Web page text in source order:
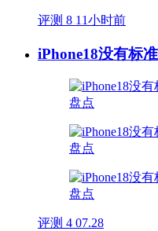
评测 8 11小时前
iPhone18没有标
评测 4 07.28